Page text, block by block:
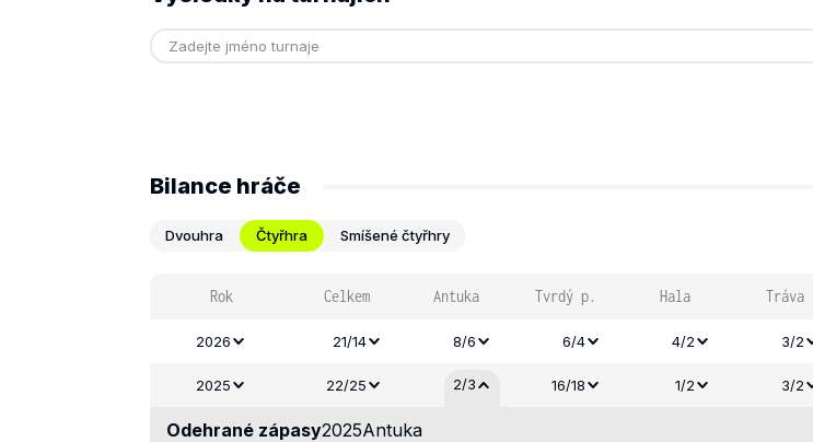
Bilance hráče
Dvouhra Čtyřhra Smíšené čtyřhry
Rok Celkem Antuka Tvrdý p. Hala Tráva
2026 21/14 8/6 6/4 4/2 3/2
2025 22/25 2/3 16/18 1/2 3/2
Odehrané zápasy2025Antuka